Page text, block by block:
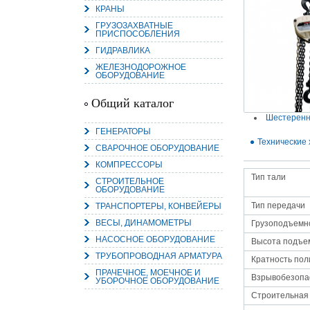
КРАНЫ
ГРУЗОЗАХВАТНЫЕ
ПРИСПОСОБЛЕНИЯ
ГИДРАВЛИКА
ЖЕЛЕЗНОДОРОЖНОЕ
ОБОРУДОВАНИЕ
Общий каталог
ГЕНЕРАТОРЫ
СВАРОЧНОЕ ОБОРУДОВАНИЕ
КОМПРЕССОРЫ
СТРОИТЕЛЬНОЕ
ОБОРУДОВАНИЕ
ТРАНСПОРТЕРЫ, КОНВЕЙЕРЫ
ВЕСЫ, ДИНАМОМЕТРЫ
НАСОСНОЕ ОБОРУДОВАНИЕ
ТРУБОПРОВОДНАЯ АРМАТУРА
ПРАЧЕЧНОЕ, МОЕЧНОЕ И
УБОРОЧНОЕ ОБОРУДОВАНИЕ
Технические
Тип тали
Тип передачи
Высота
Кратность